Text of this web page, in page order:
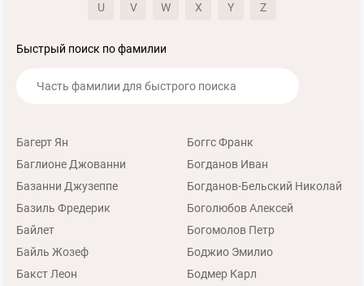
U V W X Y Z
Быстрый поиск по фамилии
Багерт Ян
Баглионе Джованни
Базанни Джузеппе
Базиль Фредерик
Байлет
Байль Жозеф
Бакст Леон
Боггс Франк
Богданов Иван
Богданов-Бельский Николай
Боголюбов Алексей
Богомолов Петр
Боджио Эмилио
Бодмер Карл